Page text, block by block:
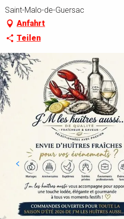
Saint-Malo-de-Guersac
Anfahrt
Teilen